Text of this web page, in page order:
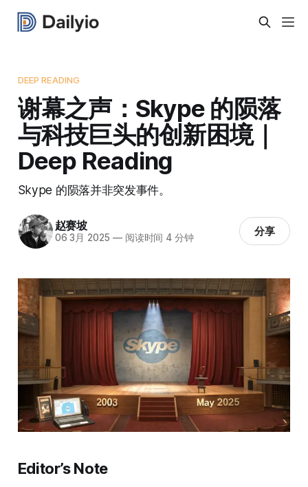
DEEP READING
谢幕之声：Skype 的陨落
与科技巨头的创新困境｜
Deep Reading
Skype 的陨落并非突发事件。
赵赛坡
06 3月 2025 —阅读时间 4 分钟 分享
Editor’s Note